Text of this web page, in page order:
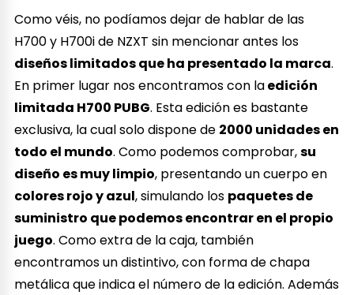
Como véis, no podíamos dejar de hablar de las
H700 y H700i de NZXT sin mencionar antes los
diseños limitados que ha presentado la marca.
En primer lugar nos encontramos con laedición
limitada H700 PUBG. Esta edición es bastante
exclusiva, la cual solo dispone de 2000 unidades en
todo el mundo. Como podemos comprobar,su
diseño es muy limpio, presentando un cuerpo en
colores rojo y azul, simulando los paquetes de
suministro que podemos encontrar en el propio
juego. Como extra de la caja, también
encontramos un distintivo, con forma de chapa
metálica que indica el número de la edición. Además